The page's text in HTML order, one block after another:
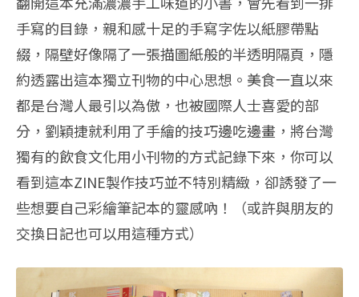
手寫的目錄，親和感十足的手寫字佐以紙膠帶點
綴，隔壁好像隔了一張描圖紙般的半透明隔頁，隱
約透露出這本獨立刊物的中心思想。美食一直以來
都是台灣人最引以為傲，也被國際人士喜愛的部
分，劉穎捷就利用了手繪的技巧邊吃邊畫，將台灣
獨有的飲食文化用小刊物的方式記錄下來，你可以
看到這本ZINE製作技巧並不特別精緻，卻誘發了一
些想要自己彩繪筆記本的靈感吶！（或許與朋友的
交換日記也可以用這種方式）